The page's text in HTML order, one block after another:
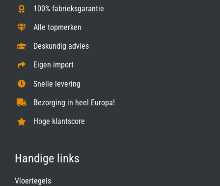
100% fabrieksgarantie
Alle topmerken
Deskundig advies
Eigen import
Snelle levering
Bezorging in heel Europa!
Hoge klantscore
Handige links
Vloertegels